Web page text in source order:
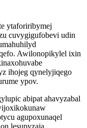
ytaforiribymej
cuvygigufobevi udin
Awilonopikylel ixin
ihojeg qynelyjiqego
ypov.
abipat ahavyzabal
agupoxunaqel
lesupyzaja